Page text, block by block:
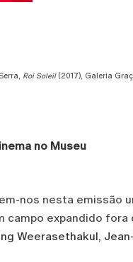
Roi Soleil(2017), Galeria
no Museu
nos nesta emissão
campo expandido fora
Weerasethakul,